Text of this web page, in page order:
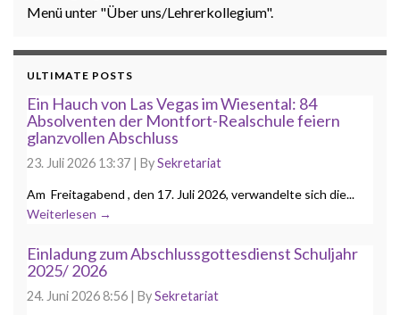
Menü unter "Über uns/Lehrerkollegium".
ULTIMATE POSTS
Ein Hauch von Las Vegas im Wiesental: 84
Absolventen der Montfort-Realschule feiern
glanzvollen Abschluss
23. Juli 2026 13:37 | BySekretariat
Am Freitagabend , den 17. Juli 2026, verwandelte sich die...
Weiterlesen →
Einladung zum Abschlussgottesdienst Schuljahr
2025/ 2026
24. Juni 2026 8:56 | BySekretariat